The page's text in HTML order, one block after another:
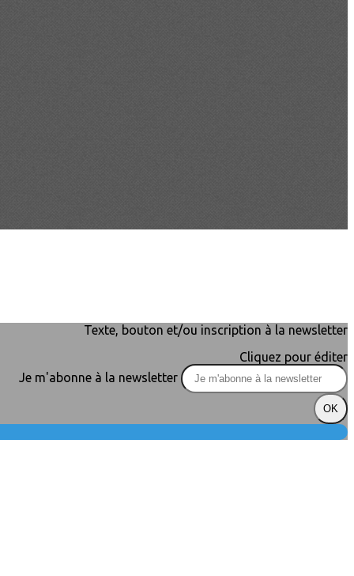
Texte, bouton et/ou inscription à la newsletter
Cliquez pour éditer
Je m'abonne à la newsletter
OK